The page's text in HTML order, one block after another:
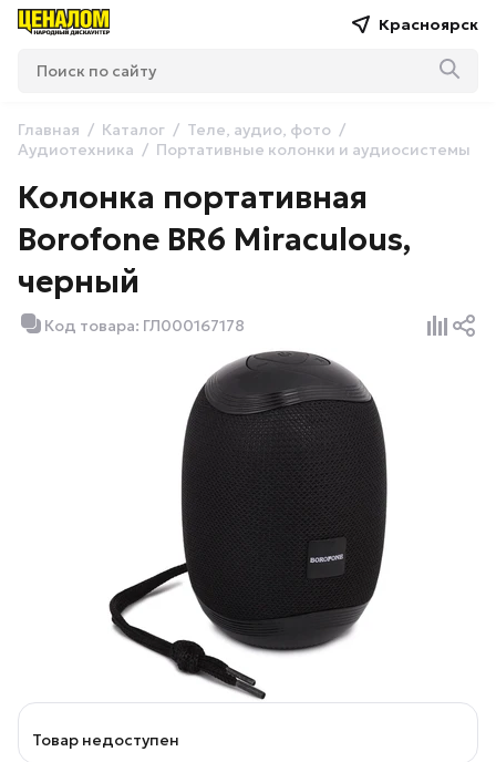
Красноярск
Главная Каталог
Теле, аудио, фото
Аудиотехника
Портативные колонки и аудиосистемы
Колонка портативная
Borofone BR6 Miraculous,
черный
Код товара: ГЛ000167178
Товар недоступен